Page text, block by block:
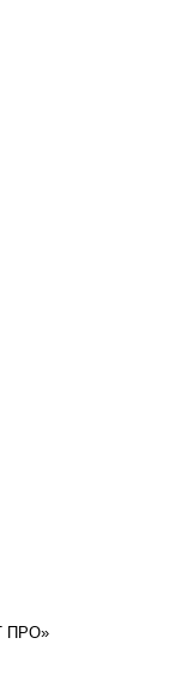
ПРО»